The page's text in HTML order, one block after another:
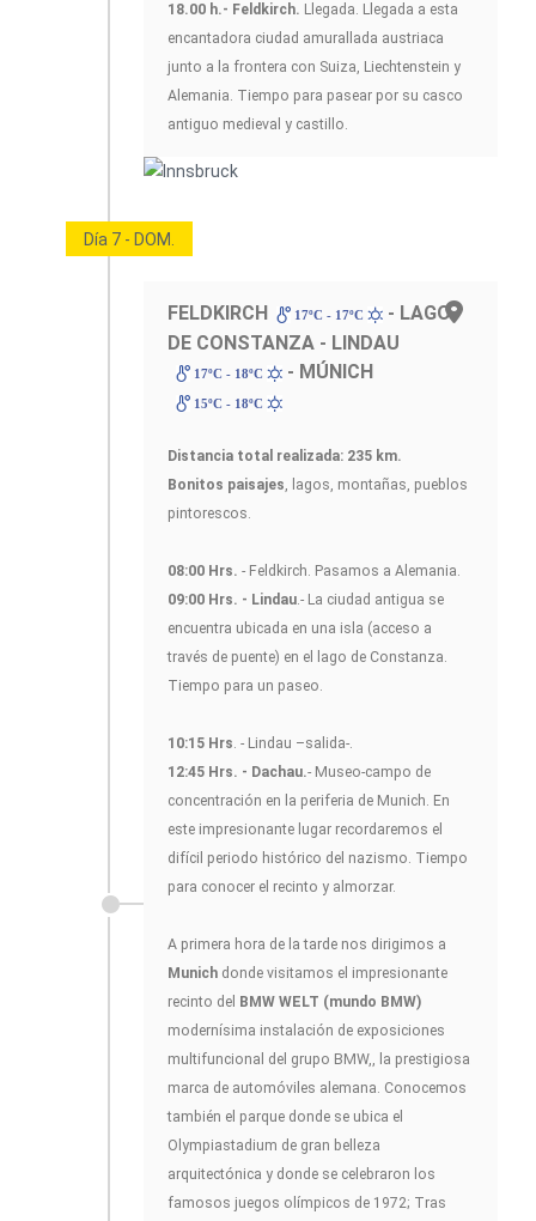
18.00 h.- Feldkirch. Llegada. Llegada a esta
encantadora ciudad amurallada austriaca
junto a la frontera con Suiza, Liechtenstein y
Alemania. Tiempo para pasear por su casco
antiguo medieval y castillo.
Día 7 - DOM.
FELDKIRCH 17ºC - 17ºC
- LAGO
DE CONSTANZA - LINDAU
17ºC - 18ºC - MÚNICH
15ºC - 18ºC
Distancia total realizada: 235 km.
Bonitos paisajes, lagos, montañas, pueblos
pintorescos.
08:00 Hrs. - Feldkirch. Pasamos a Alemania.
09:00 Hrs. - Lindau.- La ciudad antigua se
encuentra ubicada en una isla (acceso a
través de puente) en el lago de Constanza.
Tiempo para un paseo.
10:15 Hrs. - Lindau –salida-.
12:45 Hrs. - Dachau.- Museo-campo de
concentración en la periferia de Munich. En
este impresionante lugar recordaremos el
difícil periodo histórico del nazismo. Tiempo
para conocer el recinto y almorzar.
A primera hora de la tarde nos dirigimos a
Munich donde visitamos el impresionante
recinto del BMW WELT (mundo BMW)
modernísima instalación de exposiciones
multifuncional del grupo BMW,, la prestigiosa
marca de automóviles alemana. Conocemos
también el parque donde se ubica el
Olympiastadium de gran belleza
arquitectónica y donde se celebraron los
famosos juegos olímpicos de 1972; Tras